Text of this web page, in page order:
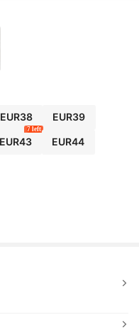
EUR38 EUR39
EUR43
7 left
EUR44